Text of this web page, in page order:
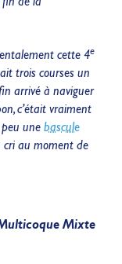
cette 4e
trois courses un
arrivé à naviguer
c’était vraiment
peu une bascule
cri au moment de
Mixte